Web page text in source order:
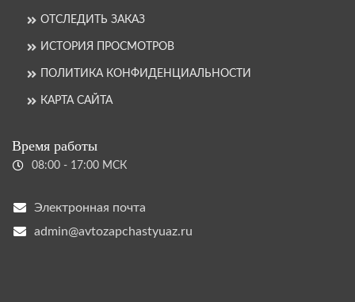
ОТСЛЕДИТЬ ЗАКАЗ
ИСТОРИЯ ПРОСМОТРОВ
ПОЛИТИКА КОНФИДЕНЦИАЛЬНОСТИ
КАРТА САЙТА
Время работы
08:00 - 17:00 МСК
Электронная почта
admin@avtozapchastyuaz.ru